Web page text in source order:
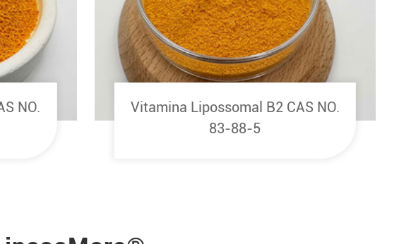
NO.
Vitamina Lipossomal B2 CAS NO.
83-88-5